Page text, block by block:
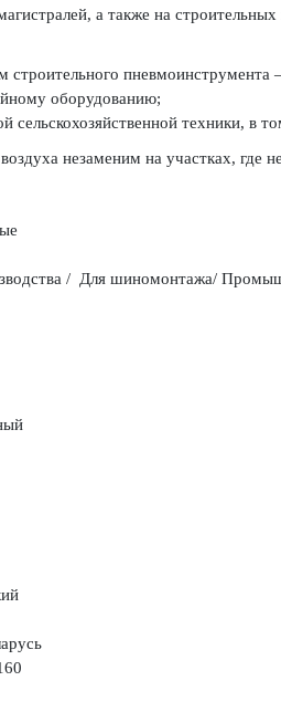
а также на
пневмоинструмента
оборудованию;
сельскохозяйственной техники, в
незаменим на участках, где
/ Для шиномонтажа/